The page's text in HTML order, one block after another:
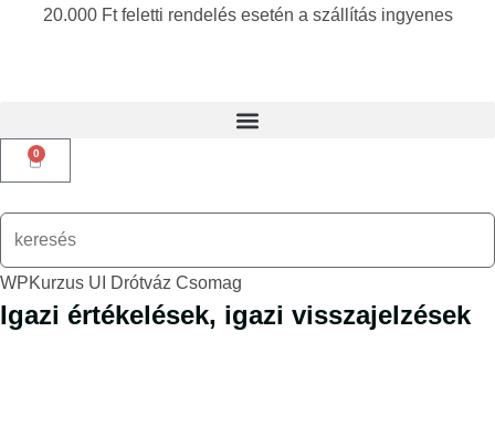
20.000 Ft feletti rendelés esetén a szállítás ingyenes
0
WPKurzus UI Drótváz Csomag
Igazi értékelések, igazi visszajelzések